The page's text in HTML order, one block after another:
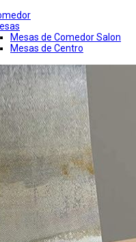
Mesas de Comedor Salon
Mesas de Centro